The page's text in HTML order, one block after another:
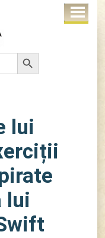
Search Button
lui
lui